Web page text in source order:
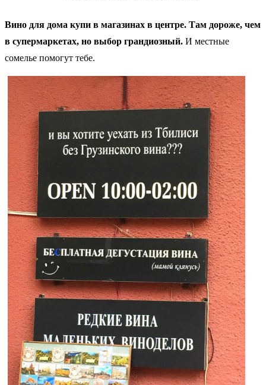
Вино для дома купи в магазинах в центре. Там дороже, чем
в супермаркетах, но выбор грандиозный. И местные
сомелье помогут тебе.